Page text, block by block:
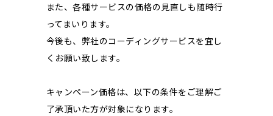
また、各種サービスの価格の見直しも随時行
ってまいります。
今後も、弊社のコーディングサービスを宜し
くお願い致します。
キャンペーン価格は、以下の条件をご理解ご
了承頂いた方が対象になります。